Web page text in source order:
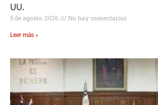
UU.
5 de agosto, 2026 No hay comentarios
Leer más »